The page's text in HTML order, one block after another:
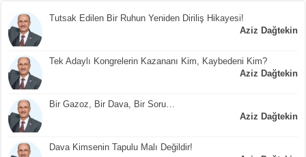
Tutsak Edilen Bir Ruhun Yeniden Diriliş Hikayesi!
Aziz Dağtekin
Tek Adaylı Kongrelerin Kazananı Kim, Kaybedeni Kim?
Aziz Dağtekin
Bir Gazoz, Bir Dava, Bir Soru…
Aziz Dağtekin
Dava Kimsenin Tapulu Malı Değildir!